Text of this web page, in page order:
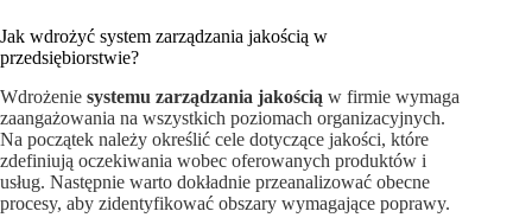
Jak wdrożyć system zarządzania jakością w
przedsiębiorstwie?
Wdrożenie systemu zarządzania jakością w firmie wymaga
zaangażowania na wszystkich poziomach organizacyjnych.
Na początek należy określić cele dotyczące jakości, które
zdefiniują oczekiwania wobec oferowanych produktów i
usług. Następnie warto dokładnie przeanalizować obecne
procesy, aby zidentyfikować obszary wymagające poprawy.